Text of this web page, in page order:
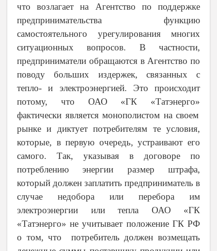
что возлагает на Агентство по поддержке
предпринимательства функцию
самостоятельного урегулирования многих
ситуационных вопросов. В частности,
предприниматели обращаются в Агентство по
поводу больших издержек, связанных с
тепло- и электроэнергией. Это происходит
потому, что ОАО «ГК «Татэнерго»
фактически является монополистом на своем
рынке и диктует потребителям те условия,
которые, в первую очередь, устраивают его
самого. Так, указывая в договоре по
потреблению энергии размер штрафа,
который должен заплатить предприниматель в
случае недобора или перебора им
электроэнергии или тепла ОАО «ГК
«Татэнерго»не учитывает положение ГК РФ
о том, что потребитель должен возмещать